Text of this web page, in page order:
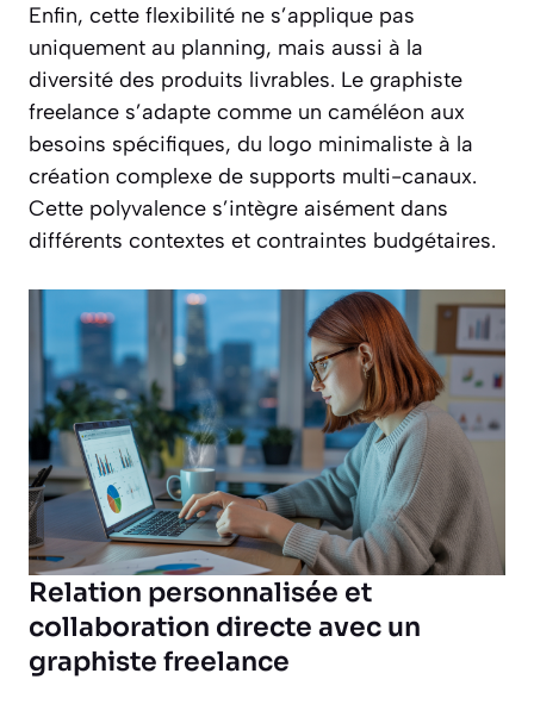
Enfin, cette flexibilité ne s’applique pas
uniquement au planning, mais aussi à la
diversité des produits livrables. Le graphiste
freelance s’adapte comme un caméléon aux
besoins spécifiques, du logo minimaliste à la
création complexe de supports multi-canaux.
Cette polyvalence s’intègre aisément dans
différents contextes et contraintes budgétaires.
Relation personnalisée et
collaboration directe avec un
graphiste freelance